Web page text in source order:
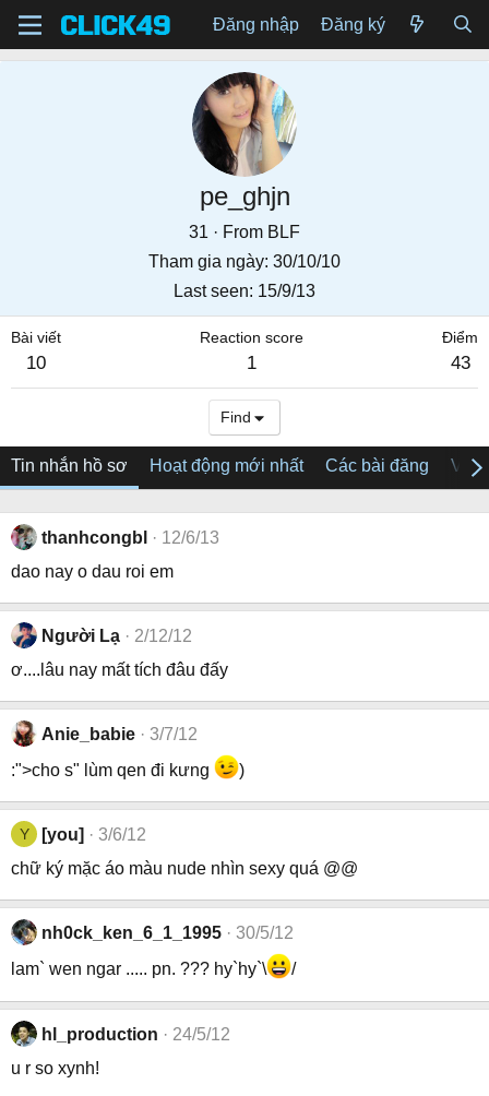
Đăng nhập Đăng ký
pe_ghjn
31 · From BLF
Tham gia ngày 30/10/10
Last seen 15/9/13
Bài viết
10
Reaction score
1
Điểm
43
Find
Tin nhắn hồ sơ Hoạt động mới nhất Các bài đăng Về
thanhcongbl
12/6/13
dao nay o dau roi em
Người Lạ
2/12/12
ơ....lâu nay mất tích đâu đấy
Anie_babie
3/7/12
:">cho s" lùm qen đi kưng
)
Y [you]
3/6/12
chữ ký mặc áo màu nude nhìn sexy quá @@
nh0ck_ken_6_1_1995
30/5/12
lam` wen ngar ..... pn. ??? hy`hy`\
/
hl_production
24/5/12
u r so xynh!